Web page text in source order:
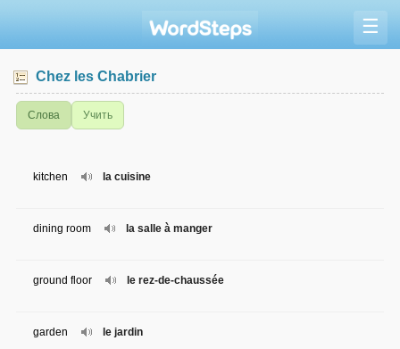
☰
Chez les Chabrier
Слова Учить
la cuisine
kitchen
la salle à manger
dining room
le rez-de-chaussée
ground floor
le jardin
garden